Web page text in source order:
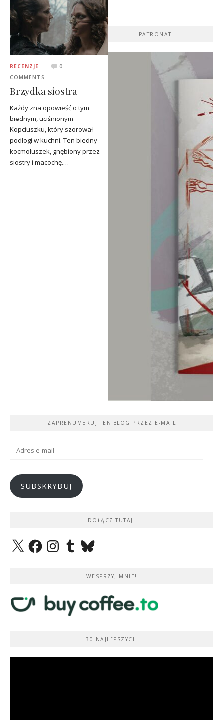
RECENZJE
0
COMMENTS
Brzydka siostra
Każdy zna opowieść o tym
biednym, uciśnionym
Kopciuszku, który szorował
podłogi w kuchni. Ten biedny
kocmołuszek, gnębiony przez
siostry i macochę.…
PATRONAT
ZAPRENUMERUJ TEN BLOG PRZEZ E-MAIL
Adres
SUBSKRYBUJ
DOŁĄCZ TUTAJ!
X FacebookInstagramTumblrBluesky
WESPRZYJ MNIE!
30 NAJLEPSZYCH